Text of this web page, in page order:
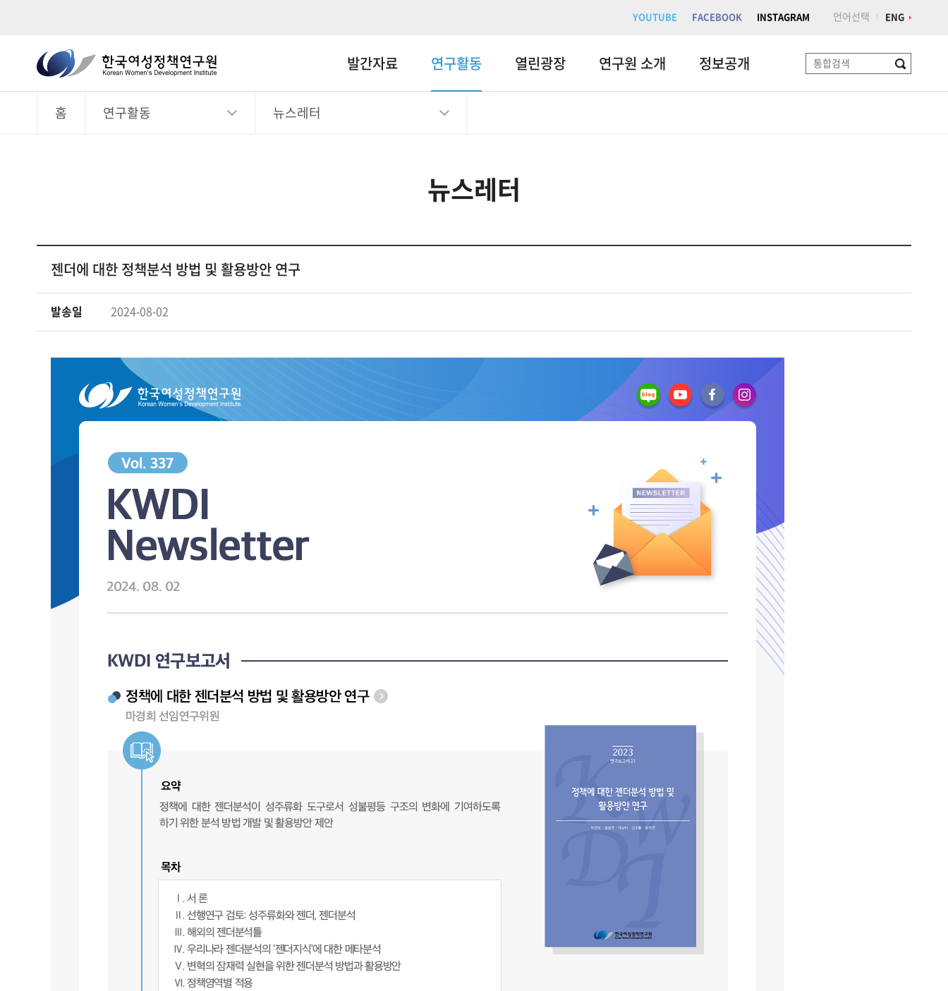
YOUTUBE FACEBOOK INSTAGRAM 언어선택 ENG
한
국
여
Development
Institute
검
체
발간자료 연구활동 열린광장 연구원 소개 정보공개
홈 연구활동 뉴스레터
뉴스레터
젠더에 대한 정책분석 방법 및 활용방안 연구
발송일 2024-08-02